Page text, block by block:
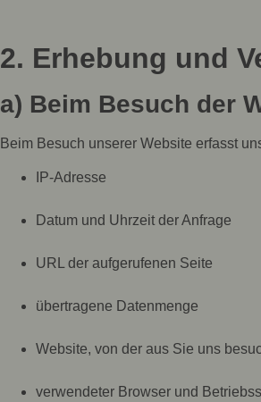
2. Erhebung und
a) Beim Besuch der
Beim Besuch unserer Website erfasst
IP-Adresse
Datum und Uhrzeit der Anfrage
URL der aufgerufenen Seite
übertragene Datenmenge
Website, von der aus Sie uns
verwendeter Browser und